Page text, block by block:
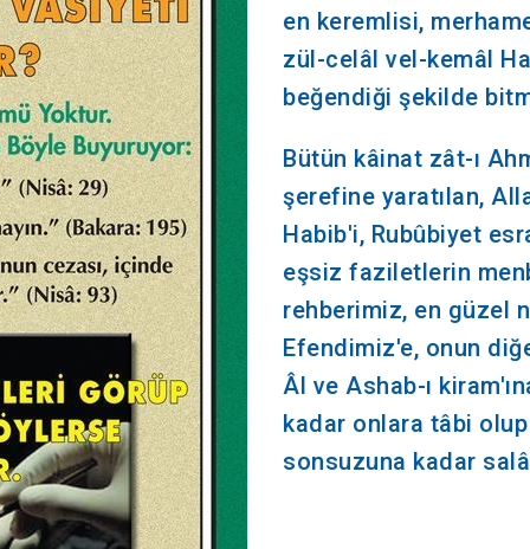
en keremlisi,
zül-celâl vel-kemâl
beğendiği şekilde
Bütün kâinat zât-ı
şerefine yaratılan,
Habib'i, Rubûbiyet
eşsiz faziletlerin
rehberimiz, en güzel
Efendimiz'e, onun
Âl ve Ashab-ı
kadar onlara tâbi
sonsuzuna kadar